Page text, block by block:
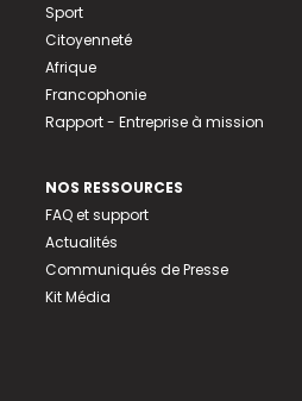
Sport
Citoyenneté
Afrique
Francophonie
Rapport - Entreprise à mission
NOS RESSOURCES
FAQ et support
Actualités
Communiqués de Presse
Kit Média